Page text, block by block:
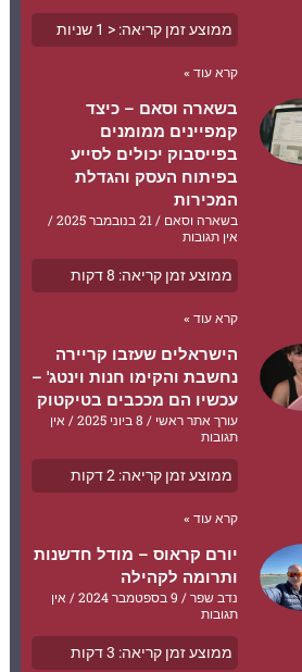
ממוצע זמן קריאה: < 1 שניות
קרא עוד »
בשארה וסאם – כיצד
קמפיינים ממומנים
בפייסבוק יכולים לסייע
בפיתוח העסק והגדלת
המכירות
בשארה וסאם 21 בנובמבר 2025
אין תגובות
ממוצע זמן קריאה: 8דקות
קרא עוד »
הישראלים שעזבו קריירה
נחשבת והקימו חנות וינטג' –
עכשיו הם מככבים בטיקטוק
עורך אתר ראשי 8 ביוני 2025
אין
תגובות
ממוצע זמן קריאה: 2דקות
קרא עוד »
יורם קראוס – מודל חדשנות
ותרומה לקהילה
נדב שפר 9 בספטמבר 2024
אין
תגובות
ממוצע זמן קריאה: 3דקות